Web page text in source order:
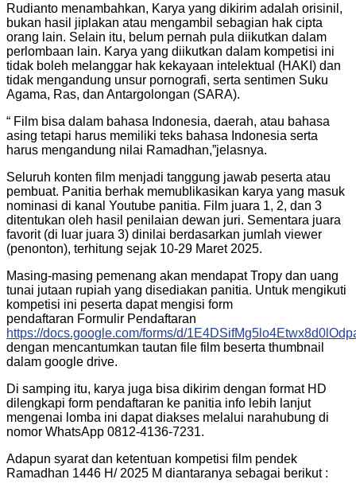
Rudianto menambahkan, Karya yang dikirim adalah orisinil,
bukan hasil jiplakan atau mengambil sebagian hak cipta
orang lain. Selain itu, belum pernah pula diikutkan dalam
perlombaan lain. Karya yang diikutkan dalam kompetisi ini
tidak boleh melanggar hak kekayaan intelektual (HAKI) dan
tidak mengandung unsur pornografi, serta sentimen Suku
Agama, Ras, dan Antargolongan (SARA).
“ Film bisa dalam bahasa Indonesia, daerah, atau bahasa
asing tetapi harus memiliki teks bahasa Indonesia serta
harus mengandung nilai Ramadhan,”jelasnya.
Seluruh konten film menjadi tanggung jawab peserta atau
pembuat. Panitia berhak memublikasikan karya yang masuk
nominasi di kanal Youtube panitia. Film juara 1, 2, dan 3
ditentukan oleh hasil penilaian dewan juri. Sementara juara
favorit (di luar juara 3) dinilai berdasarkan jumlah viewer
(penonton), terhitung sejak 10-29 Maret 2025.
Masing-masing pemenang akan mendapat Tropy dan uang
tunai jutaan rupiah yang disediakan panitia. Untuk mengikuti
kompetisi ini peserta dapat mengisi form
pendaftaran Formulir Pendaftaran
https://docs.google.com/forms/d/
dengan mencantumkan tautan file film beserta thumbnail
dalam google drive.
Di samping itu, karya juga bisa dikirim dengan format HD
dilengkapi form pendaftaran ke panitia info lebih lanjut
mengenai lomba ini dapat diakses melalui narahubung di
nomor WhatsApp 0812-4136-7231.
Adapun syarat dan ketentuan kompetisi film pendek
Ramadhan 1446 H/ 2025 M diantaranya sebagai berikut :